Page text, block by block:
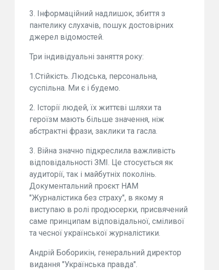
3. Інформаційний надлишок, збиття з
пантелику слухачів, пошук достовірних
джерел відомостей.
Три індивідуальні заняття року:
1.Стійкість. Людська, персональна,
суспільна. Ми є і будемо.
2. Історії людей, їх життєві шляхи та
героїзм мають більше значення, ніж
абстрактні фрази, заклики та гасла.
3. Війна значно підкреслила важливість
відповідальності ЗМІ. Це стосується як
аудиторії, так і майбутніх поколінь.
Документальний проєкт НАМ
"Журналістика без страху", в якому я
виступаю в ролі продюсерки, присвячений
саме принципам відповідальної, сміливої
та чесної української журналістики.
Андрій Боборикін, генеральний директор
видання "Українська правда".